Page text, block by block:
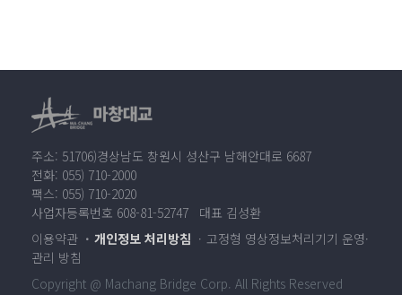
주소: 51706)경상남도 창원시 성산구 남해안대로 6687
전화: 055) 710-2000
팩스: 055) 710-2020
사업자등록번호 608-81-52747 대표 김성환
이용약관
개인정보 처리방침
고정형 영상정보처리기기 운영·
관리 방침
Copyright @ Machang Bridge Corp. All Rights Reserved